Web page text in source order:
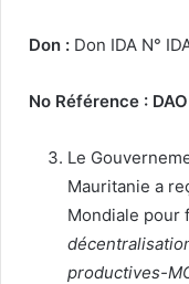
Don : Don IDA N°
No Référence :
Le
Mauritanie a
Mondiale pour
productives-